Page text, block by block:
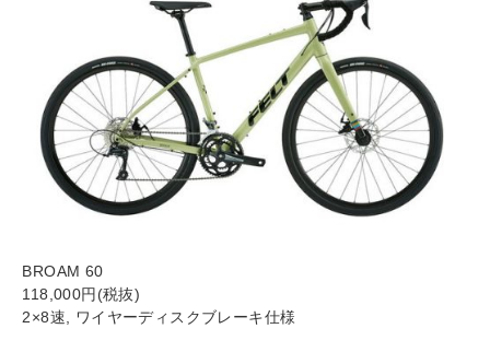
BROAM 60
118,000円(税抜)
2×8速, ワイヤーディスクブレーキ仕様